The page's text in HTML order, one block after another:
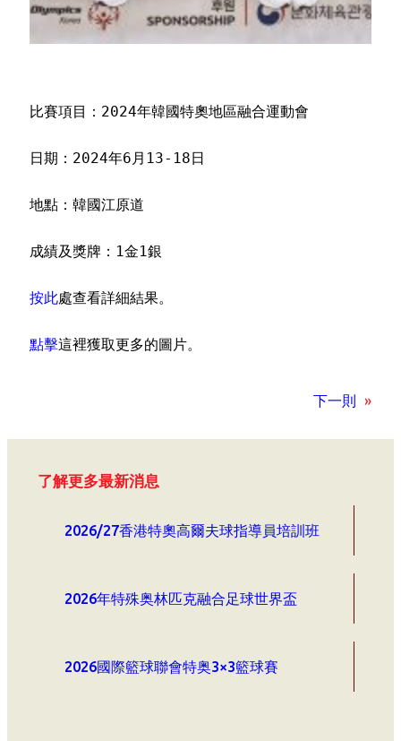
比賽項目：2024年韓國特奧地區融合運動會
日期：2024年6月13-18日
地點：韓國江原道
成績及獎牌：1金1銀
按此處查看詳細結果。
點擊這裡獲取更多的圖片。
下一則 »
了解更多最新消息
2026/27香港特奧高爾夫球指導員培訓班
2026年特殊奥林匹克融合足球世界盃
2026國際籃球聯會特奥3×3籃球賽